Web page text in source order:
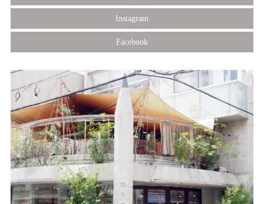
Instagram
Facebook